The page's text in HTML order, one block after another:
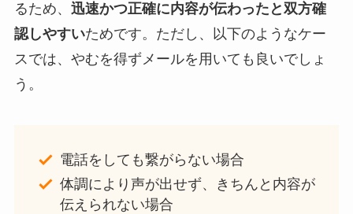
るため、 迅速かつ正確に内容が伝わったと双方確
認しやすいためです。ただし、以下のようなケー
スでは、やむを得ずメールを用いても良いでしょ
う。
電話をしても繋がらない場合
体調により声が出せず、きちんと内容が
伝えられない場合